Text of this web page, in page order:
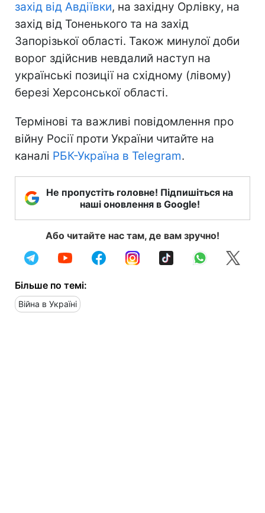
захід від Авдіївки, на західну Орлівку, на
захід від Тоненького та на захід
Запорізької області. Також минулої доби
ворог здійснив невдалий наступ на
українські позиції на східному (лівому)
березі Херсонської області.
Термінові та важливі повідомлення про
війну Росії проти України читайте на
каналі РБК-Україна в Telegram.
Не пропустіть головне! Підпишіться на
наші оновлення в Google!
Або читайте нас там, де вам зручно!
Більше по темі:
Війна в Україні